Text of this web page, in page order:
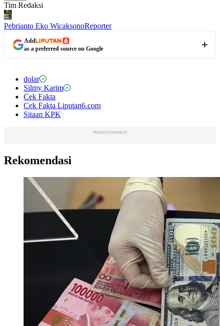
Tim Redaksi
Pebrianto Eko WicaksonoReporter
Add
as a preferred source on Google
dolar
Silmy Karim
Cek Fakta
Cek Fakta Liputan6.com
Sitaan KPK
Advertisement
Rekomendasi